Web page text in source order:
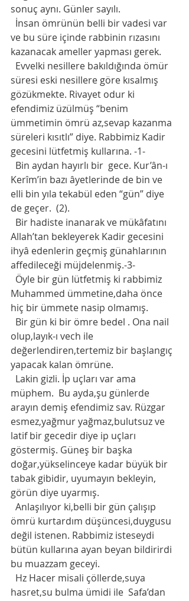
sonuç aynı. Günler sayılı.
ve bu süre içinde rabbinin rızasını
kazanacak ameller yapması gerek.
süresi eski nesillere göre kısalmış
gözükmekte. Rivayet odur ki
efendimiz üzülmüş “benim
ümmetimin ömrü az,sevap kazanma
süreleri kısıtlı” diye. Rabbimiz Kadir
gecesini lütfetmiş kullarına. -1-
Kerîm’in bazı âyetlerinde de bin ve
elli bin yıla tekabül eden “gün” diye
de geçer.  (2).
Allah’tan bekleyerek Kadir gecesini
ihyâ edenlerin geçmiş günahlarının
affedileceği müjdelenmiş.-3-
Muhammed ümmetine,daha önce
hiç bir ümmete nasip olmamış.
olup,layık-ı vech ile
değerlendiren,tertemiz bir başlangıç
yapacak kalan ömrüne.
müphem.  Bu ayda,şu günlerde
arayın demiş efendimiz sav. Rüzgar
esmez,yağmur yağmaz,bulutsuz ve
latif bir gecedir diye ip uçları
göstermiş. Güneş bir başka
doğar,yükselinceye kadar büyük bir
tabak gibidir, uyumayın bekleyin,
görün diye uyarmış.
ömrü kurtardım düşüncesi,duygusu
değil istenen. Rabbimiz isteseydi
bütün kullarına ayan beyan bildirirdi
bu muazzam geceyi.
hasret,su bulma ümidi ile  Safa’dan